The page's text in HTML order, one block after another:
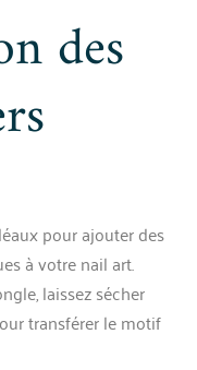
des
pour ajouter des
à votre nail art.
laissez sécher
transférer le motif